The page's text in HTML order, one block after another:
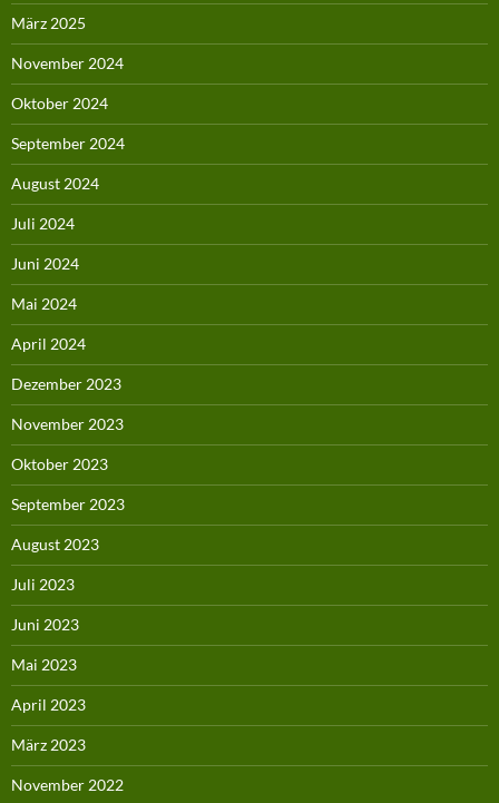
März 2025
November 2024
Oktober 2024
September 2024
August 2024
Juli 2024
Juni 2024
Mai 2024
April 2024
Dezember 2023
November 2023
Oktober 2023
September 2023
August 2023
Juli 2023
Juni 2023
Mai 2023
April 2023
März 2023
November 2022